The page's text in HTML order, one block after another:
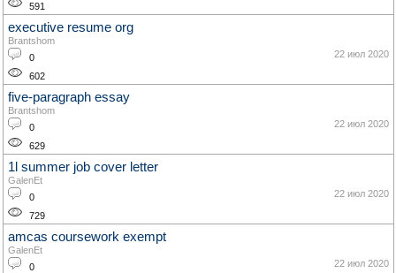
591
executive resume org
Brantshom
0
602
22 июл 2020
five-paragraph essay
Brantshom
0
629
22 июл 2020
1l summer job cover letter
GalenEt
0
729
22 июл 2020
amcas coursework exempt
GalenEt
0
22 июл 2020